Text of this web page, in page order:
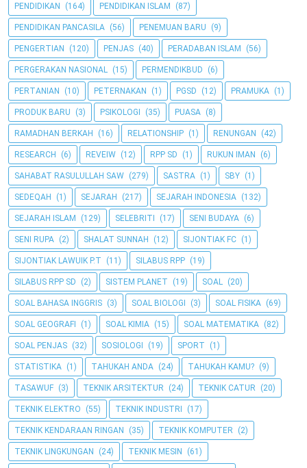
PENDIDIKAN (164) PENDIDIKAN ISLAM (87)
PENDIDIKAN PANCASILA (56) PENEMUAN BARU (9)
PENGERTIAN (120) PENJAS (40) PERADABAN ISLAM (56)
PERGERAKAN NASIONAL (15) PERMENDIKBUD (6)
PERTANIAN (10) PETERNAKAN (1) PGSD (12) PRAMUKA (1)
PRODUK BARU (3) PSIKOLOGI (35) PUASA (8)
RAMADHAN BERKAH (16) RELATIONSHIP (1) RENUNGAN (42)
RESEARCH (6) REVEIW (12) RPP SD (1) RUKUN IMAN (6)
SAHABAT RASULULLAH SAW (279) SASTRA (1) SBY (1)
SEDEQAH (1) SEJARAH (217) SEJARAH INDONESIA (132)
SEJARAH ISLAM (129) SELEBRITI (17) SENI BUDAYA (6)
SENI RUPA (2) SHALAT SUNNAH (12) SIJONTIAK FC (1)
SIJONTIAK LAWUIK P.T (11) SILABUS RPP (19)
SILABUS RPP SD (2) SISTEM PLANET (19) SOAL (20)
SOAL BAHASA INGGRIS (3) SOAL BIOLOGI (3) SOAL FISIKA (69)
SOAL GEOGRAFI (1) SOAL KIMIA (15) SOAL MATEMATIKA (82)
SOAL PENJAS (32) SOSIOLOGI (19) SPORT (1)
STATISTIKA (1) TAHUKAH ANDA (24) TAHUKAH KAMU? (9)
TASAWUF (3) TEKNIK ARSITEKTUR (24) TEKNIK CATUR (20)
TEKNIK ELEKTRO (55) TEKNIK INDUSTRI (17)
TEKNIK KENDARAAN RINGAN (35) TEKNIK KOMPUTER (2)
TEKNIK LINGKUNGAN (24) TEKNIK MESIN (61)